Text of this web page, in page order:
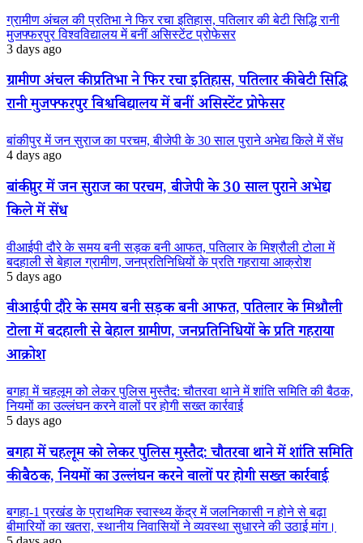
ग्रामीण अंचल की प्रतिभा ने फिर रचा इतिहास, पतिलार की बेटी सिद्धि रानी
मुजफ्फरपुर विश्वविद्यालय में बनीं असिस्टेंट प्रोफेसर
3 days ago
ग्रामीण अंचल की प्रतिभा ने फिर रचा इतिहास, पतिलार की बेटी सिद्धि
रानी मुजफ्फरपुर विश्वविद्यालय में बनीं असिस्टेंट प्रोफेसर
बांकीपुर में जन सुराज का परचम, बीजेपी के 30 साल पुराने अभेद्य किले में सेंध
4 days ago
बांकीपुर में जन सुराज का परचम, बीजेपी के 30 साल पुराने अभेद्य
किले में सेंध
वीआईपी दौरे के समय बनी सड़क बनी आफत, पतिलार के मिश्रौली टोला में
बदहाली से बेहाल ग्रामीण, जनप्रतिनिधियों के प्रति गहराया आक्रोश
5 days ago
वीआईपी दौरे के समय बनी सड़क बनी आफत, पतिलार के मिश्रौली
टोला में बदहाली से बेहाल ग्रामीण, जनप्रतिनिधियों के प्रति गहराया
आक्रोश
बगहा में चहलूम को लेकर पुलिस मुस्तैद: चौतरवा थाने में शांति समिति की बैठक,
नियमों का उल्लंघन करने वालों पर होगी सख्त कार्रवाई
5 days ago
बगहा में चहलूम को लेकर पुलिस मुस्तैद: चौतरवा थाने में शांति समिति
की बैठक, नियमों का उल्लंघन करने वालों पर होगी सख्त कार्रवाई
बगहा-1 प्रखंड के प्राथमिक स्वास्थ्य केंद्र में जलनिकासी न होने से बढ़ा
बीमारियों का खतरा, स्थानीय निवासियों ने व्यवस्था सुधारने की उठाई मांग।